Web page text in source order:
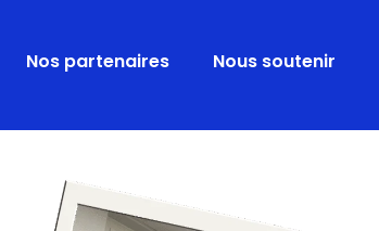
Nos partenaires Nous soutenir